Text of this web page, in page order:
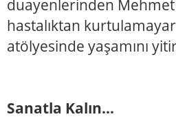
duayenlerinden Mehmet
hastalıktan
atölyesinde yaşamını
Sanatla Kalın…